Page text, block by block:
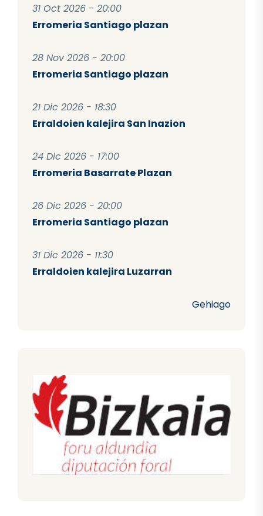
31 Oct 2026 - 20:00
Erromeria Santiago plazan
28 Nov 2026 - 20:00
Erromeria Santiago plazan
21 Dic 2026 - 18:30
Erraldoien kalejira San Inazion
24 Dic 2026 - 17:00
Erromeria Basarrate Plazan
26 Dic 2026 - 20:00
Erromeria Santiago plazan
31 Dic 2026 - 11:30
Erraldoien kalejira Luzarran
Gehiago